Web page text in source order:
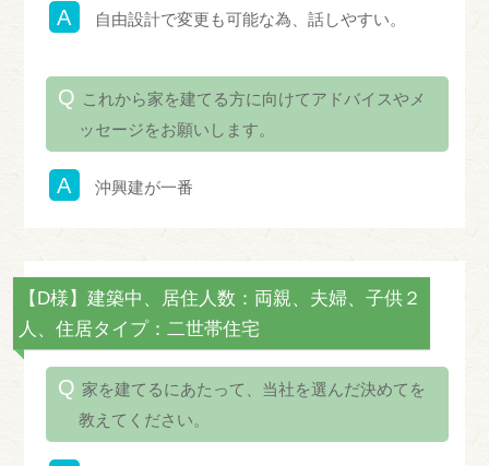
自由設計で変更も可能な為、話しやすい。
これから家を建てる方に向けてアドバイスやメ
ッセージをお願いします。
沖興建が一番
【D様】建築中、居住人数：両親、夫婦、子供２
人、住居タイプ：二世帯住宅
家を建てるにあたって、当社を選んだ決めてを
教えてください。